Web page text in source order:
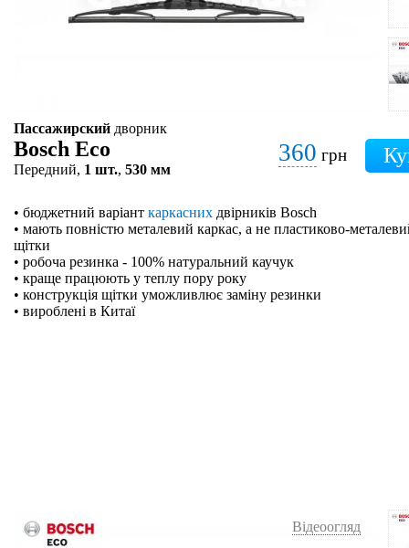
Пассажирский дворник
Bosch Eco
Передний, 1 шт., 530 мм
360 грн
• бюджетний варіант каркасних двірників Bosch
• мають повністю металевий каркас, а не пластиково-
щітки
• робоча резинка - 100% натуральний каучук
• краще працюють у теплу пору року
• конструкція щітки уможливлює заміну резинки
• вироблені в Китаї
Відеоогляд